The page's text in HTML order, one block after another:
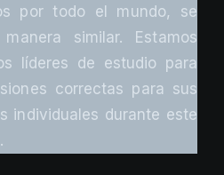
por todo el mundo, se
similar. Estamos
líderes de estudio para
correctas para sus
individuales durante este